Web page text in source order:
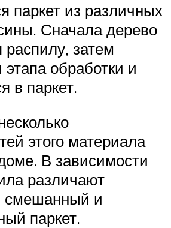
паркет из различных
Сначала дерево
распилу, затем
этапа обработки и
в паркет.
этого материала
В зависимости
различают
смешанный и
паркет.